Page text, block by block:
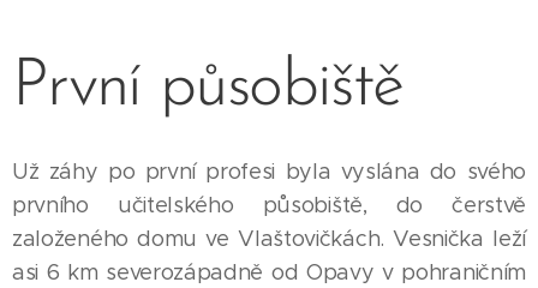
První působiště
Už záhy po první profesi byla vyslána do svého
prvního učitelského působiště, do čerstvě
založeného domu ve Vlaštovičkách. Vesnička leží
asi 6 km severozápadně od Opavy v pohraničním